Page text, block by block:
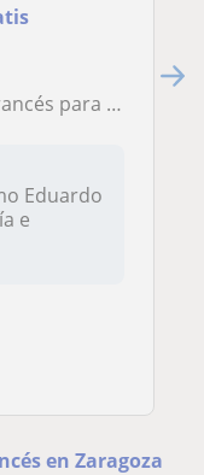
que quieran iniciarse en el Idioma
Eduardo
e
en Zaragoza